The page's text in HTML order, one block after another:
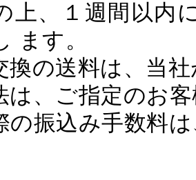
上、１週間以
ます。
換の送料は、当
は、ご指定のお
の振込み手数料